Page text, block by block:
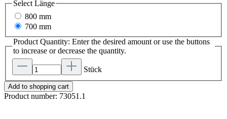
SelectLänge
800 mm
700 mm
Product Quantity: Enter the desired amount or use the buttons
to increase or decrease the quantity.
Stück
Add to shopping cart
Product number: 73051.1